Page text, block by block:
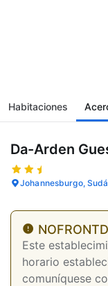
Habitaciones
Da-Arden
Johannesburgo,
Este
horario
comuníquese